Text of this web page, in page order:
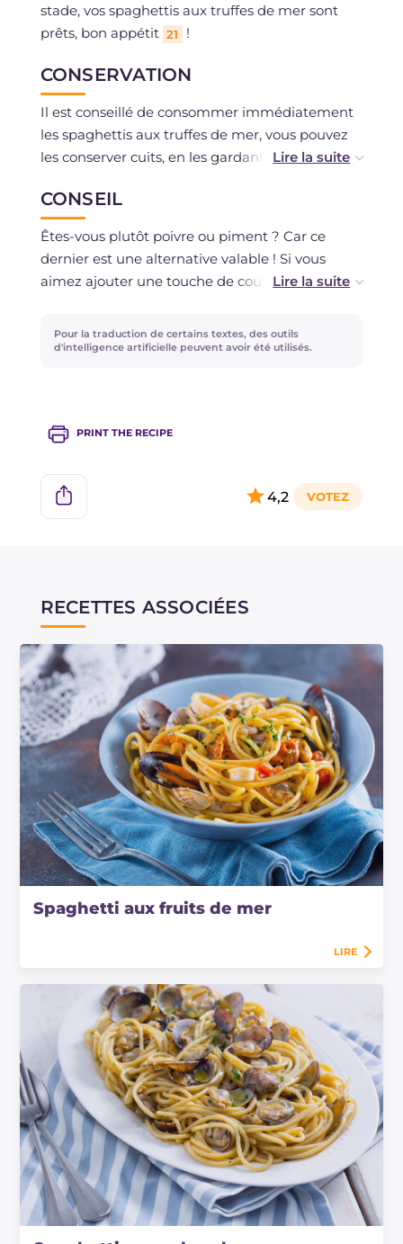
stade, vos spaghettis aux truffes de mer sont
prêts, bon appétit 21 !
CONSERVATION
Il est conseillé de consommer immédiatement
les spaghettis aux truffes de mer, vous pouvez
les conserver cuits, en les gardant dans un
La congélation est déconseillée.
Les truffes de mer peuvent se conserver au
maximum un jour au réfrigérateur, enveloppées
CONSEIL
Êtes-vous plutôt poivre ou piment ? Car ce
dernier est une alternative valable ! Si vous
aimez ajouter une touche de couleur et de
tomates cerises ou quelques cuillères de coulis
de tomate.
Pour la traduction de certains textes, des outils
d'intelligence artificielle peuvent avoir été utilisés.
PRINT THE RECIPE
4,2
RECETTES ASSOCIÉES
Spaghetti aux fruits de mer
LIRE